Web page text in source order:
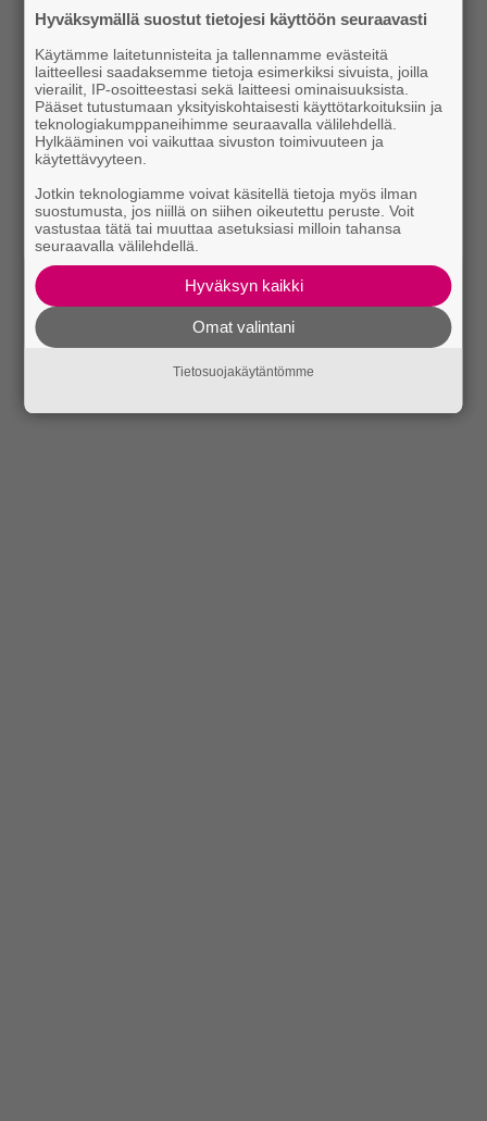
Hyväksymällä suostut tietojesi käyttöön seuraavasti
Käytämme laitetunnisteita ja tallennamme evästeitä
laitteellesi saadaksemme tietoja esimerkiksi sivuista, joilla
vierailit, IP-osoitteestasi sekä laitteesi ominaisuuksista.
Pääset tutustumaan yksityiskohtaisesti käyttötarkoituksiin ja
teknologiakumppaneihimme seuraavalla välilehdellä.
Hylkääminen voi vaikuttaa sivuston toimivuuteen ja
käytettävyyteen.
Jotkin teknologiamme voivat käsitellä tietoja myös ilman
suostumusta, jos niillä on siihen oikeutettu peruste. Voit
vastustaa tätä tai muuttaa asetuksiasi milloin tahansa
seuraavalla välilehdellä.
Hyväksyn kaikki
Omat valintani
Tietosuojakäytäntömme